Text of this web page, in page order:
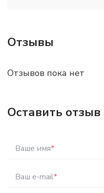
Отзывы
Отзывов пока нет
Оставить отзыв
Ваше имя*
Ваш e-mail*